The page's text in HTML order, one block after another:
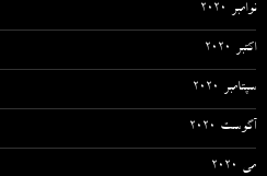
نوامبر 2020
اکتبر 2020
سپتامبر 2020
آگوست 2020
می 2020